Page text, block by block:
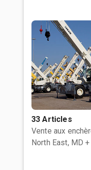
33 Articles
Vente aux
North East, MD